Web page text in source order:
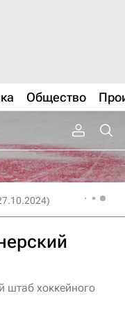
Общество
штаб хоккейного